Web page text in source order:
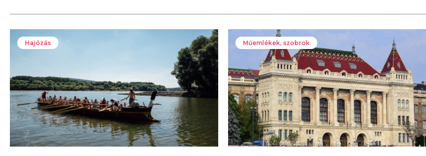
Hajózás Műemlékek, szobrok